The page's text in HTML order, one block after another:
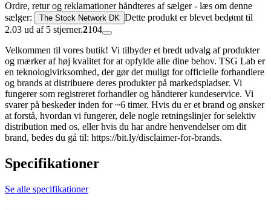
Ordre, retur og reklamationer håndteres af sælger - læs om denne
sælger:
The Stock Network DK Dette produkt er blevet bedømt til
2.03 ud af 5 stjerner.2104
Velkommen til vores butik! Vi tilbyder et bredt udvalg af produkter
og mærker af høj kvalitet for at opfylde alle dine behov. TSG Lab er
en teknologivirksomhed, der gør det muligt for officielle forhandlere
og brands at distribuere deres produkter på markedspladser. Vi
fungerer som registreret forhandler og håndterer kundeservice. Vi
svarer på beskeder inden for ~6 timer. Hvis du er et brand og ønsker
at forstå, hvordan vi fungerer, dele nogle retningslinjer for selektiv
distribution med os, eller hvis du har andre henvendelser om dit
brand, bedes du gå til: https://bit.ly/disclaimer-for-brands.
Specifikationer
Se alle specifikationer